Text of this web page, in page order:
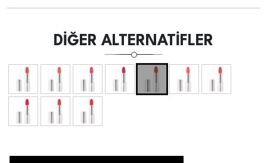
DIĞER ALTERNATIFLER